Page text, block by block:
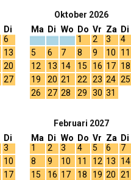
Di
6
13
20
27
Oktober 2026
Ma
Di Wo
Do
1
Vr
2
Za
3
Di
4
5
6 7 8 9 10
11
12
13 14 15 16 17 18
19
20 21 22 23 24 25
26
27 28 29 30 31
Di
3
10
17
Februari 2027
Ma
1
Di
2
Wo
3
Do
4
Vr
5
Za
6
Di
7
8
9 10 11 12 13
14
15
16 17 18 19 20 21